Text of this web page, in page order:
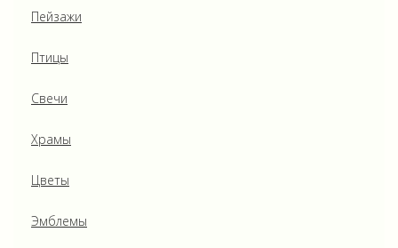
Пейзажи
Птицы
Свечи
Храмы
Цветы
Эмблемы